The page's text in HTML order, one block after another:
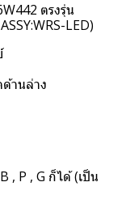
ตรงรุ่น
LED)
านล่าง
, P , G ก็ได้ (เป็น